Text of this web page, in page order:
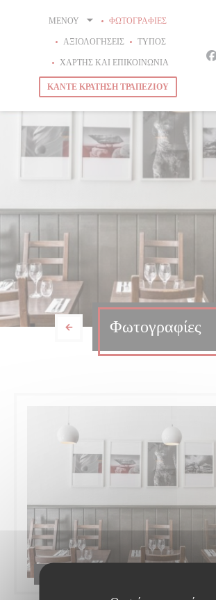
ΜΕΝΟΎ
ΦΩΤΟΓΡΑΦΊΕΣ
ΑΞΙΟΛΟΓΉΣΕΙΣ
ΤΎΠΟΣ
ΧΆΡΤΗΣ ΚΑΙ ΕΠΙΚΟΙΝΩΝΊΑ
ΚΆΝΤΕ ΚΡΆΤΗΣΗ ΤΡΑΠΕΖΙΟΎ
Φωτογραφίες